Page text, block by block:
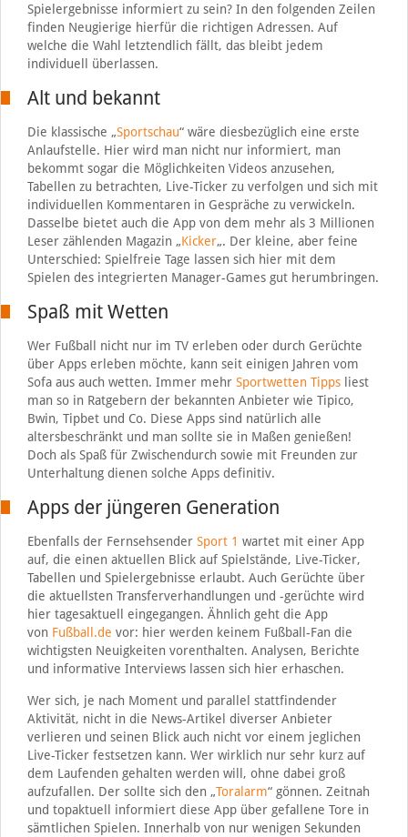
Spielergebnisse informiert zu sein? In den folgenden Zeilen
finden Neugierige hierfür die richtigen Adressen. Auf
welche die Wahl letztendlich fällt, das bleibt jedem
individuell überlassen.
Alt und bekannt
Die klassische „Sportschau“ wäre diesbezüglich eine erste
Anlaufstelle. Hier wird man nicht nur informiert, man
bekommt sogar die Möglichkeiten Videos anzusehen,
Tabellen zu betrachten, Live-Ticker zu verfolgen und sich mit
individuellen Kommentaren in Gespräche zu verwickeln.
Dasselbe bietet auch die App von dem mehr als 3 Millionen
Leser zählenden Magazin „Kicker„. Der kleine, aber feine
Unterschied: Spielfreie Tage lassen sich hier mit dem
Spielen des integrierten Manager-Games gut herumbringen.
Spaß mit Wetten
Wer Fußball nicht nur im TV erleben oder durch Gerüchte
über Apps erleben möchte, kann seit einigen Jahren vom
Sofa aus auch wetten. Immer mehr Sportwetten Tippsliest
man so in Ratgebern der bekannten Anbieter wie Tipico,
Bwin, Tipbet und Co. Diese Apps sind natürlich alle
altersbeschränkt und man sollte sie in Maßen genießen!
Doch als Spaß für Zwischendurch sowie mit Freunden zur
Unterhaltung dienen solche Apps definitiv.
Apps der jüngeren Generation
Ebenfalls der Fernsehsender Sport 1 wartet mit einer App
auf, die einen aktuellen Blick auf Spielstände, Live-Ticker,
Tabellen und Spielergebnisse erlaubt. Auch Gerüchte über
die aktuellsten Transferverhandlungen und -gerüchte wird
hier tagesaktuell eingegangen. Ähnlich geht die App
von Fußball.de vor: hier werden keinem Fußball-Fan die
wichtigsten Neuigkeiten vorenthalten. Analysen, Berichte
und informative Interviews lassen sich hier erhaschen.
Wer sich, je nach Moment und parallel stattfindender
Aktivität, nicht in die News-Artikel diverser Anbieter
verlieren und seinen Blick auch nicht vor einem jeglichen
Live-Ticker festsetzen kann. Wer wirklich nur sehr kurz auf
dem Laufenden gehalten werden will, ohne dabei groß
aufzufallen. Der sollte sich den „Toralarm“ gönnen. Zeitnah
und topaktuell informiert diese App über gefallene Tore in
sämtlichen Spielen. Innerhalb von nur wenigen Sekunden